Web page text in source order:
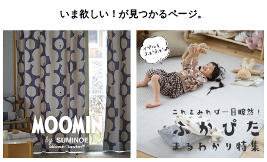
いま欲しい！が見つかるページ。